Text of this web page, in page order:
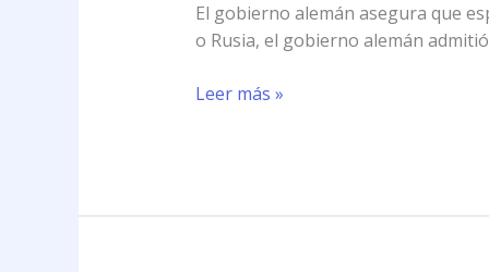
El gobierno alemán asegura que
o Rusia, el gobierno alemán
Leer más »